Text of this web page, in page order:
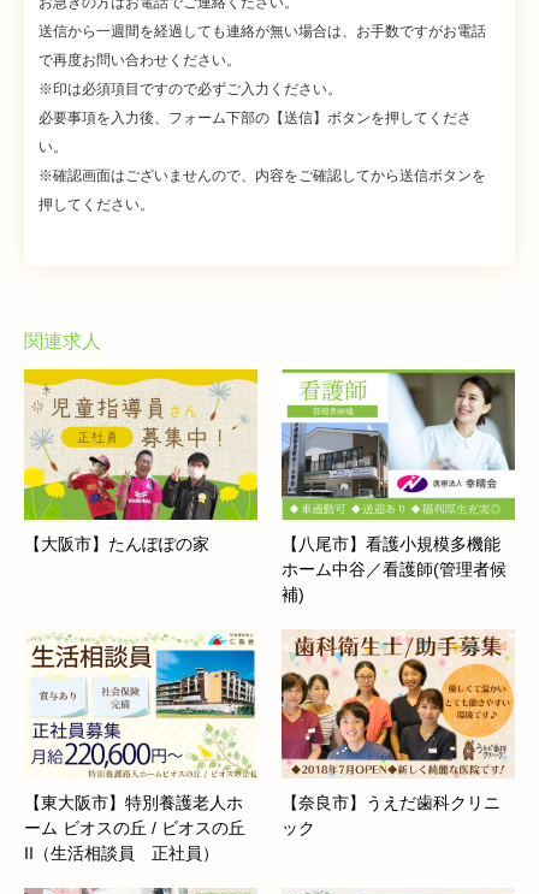
送信から一週間を経過しても連絡が無い場合は、お手数ですがお電話
で再度お問い合わせください。
※印は必須項目ですので必ずご入力ください。
必要事項を入力後、フォーム下部の【送信】ボタンを押してくださ
い。
※確認画面はございませんので、内容をご確認してから送信ボタンを
押してください。
関連求人
【大阪市】たんぽぽの家
【八尾市】看護小規模多機能
ホーム中谷／看護師(管理者候
補)
【東大阪市】特別養護老人ホ
ーム ビオスの丘 / ビオスの丘
II（生活相談員 正社員）
【奈良市】うえだ歯科クリニ
ック